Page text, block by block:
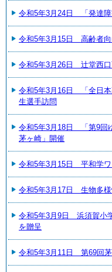
令和5年3月24日 「発達障
令和5年3月15日 高齢者
令和5年3月26日 辻堂西
令和5年3月16日 「全日本
生選手訪問
令和5年3月18日 「第9回
茅ヶ崎」開催
令和5年3月15日 平和学
令和5年3月17日 生物多
令和5年3月9日 浜須賀小
を贈呈
令和5年3月11日 第69回